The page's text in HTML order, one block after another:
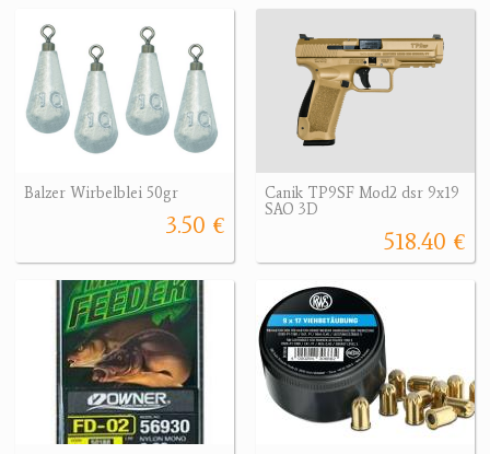
Balzer Wirbelblei 50gr
3.50 €
Canik TP9SF Mod2 dsr 9x19
SAO 3D
518.40 €